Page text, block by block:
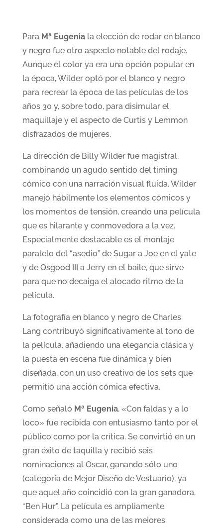
Para Mª Eugeniala elección de rodar en blanco
y negro fue otro aspecto notable del rodaje.
Aunque el color ya era una opción popular en
la época, Wilder optó por el blanco y negro
para recrear la época de las películas de los
años 30 y, sobre todo, para disimular el
maquillaje y el aspecto de Curtis y Lemmon
disfrazados de mujeres.
La dirección de Billy Wilder fue magistral,
combinando un agudo sentido del timing
cómico con una narración visual fluida. Wilder
manejó hábilmente los elementos cómicos y
los momentos de tensión, creando una película
que es hilarante y conmovedora a la vez.
Especialmente destacable es el montaje
paralelo del “asedio” de Sugar a Joe en el yate
y de Osgood III a Jerry en el baile, que sirve
para que no decaiga el alocado ritmo de la
película.
La fotografía en blanco y negro de Charles
Lang contribuyó significativamente al tono de
la película, añadiendo una elegancia clásica y
la puesta en escena fue dinámica y bien
diseñada, con un uso creativo de los sets que
permitió una acción cómica efectiva.
Como señaló Mª Eugenia, «Con faldas y a lo
loco» fue recibida con entusiasmo tanto por el
público como por la crítica. Se convirtió en un
gran éxito de taquilla y recibió seis
nominaciones al Oscar, ganando sólo uno
(categoría de Mejor Diseño de Vestuario), ya
que aquel año coincidió con la gran ganadora,
“Ben Hur”. La película es ampliamente
considerada como una de las mejores